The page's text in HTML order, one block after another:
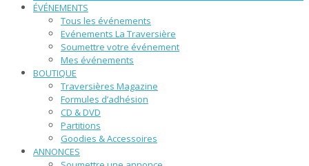
ÉVÉNEMENTS
Tous les événements
Evénements La Traversière
Soumettre votre événement
Mes événements
BOUTIQUE
Traversières Magazine
Formules d’adhésion
CD & DVD
Partitions
Goodies & Accessoires
ANNONCES